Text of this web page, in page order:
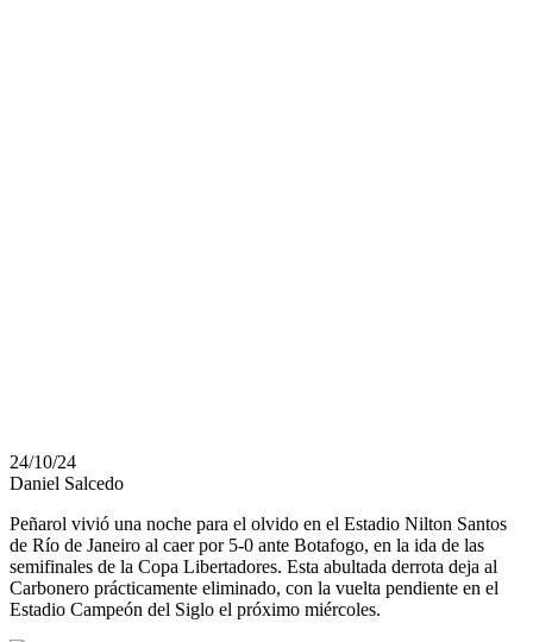
24/10/24
Daniel Salcedo
Peñarol vivió una noche para el olvido en el Estadio Nilton Santos
de Río de Janeiro al caer por 5-0 ante Botafogo, en la ida de las
semifinales de la Copa Libertadores. Esta abultada derrota deja al
Carbonero prácticamente eliminado, con la vuelta pendiente en el
Estadio Campeón del Siglo el próximo miércoles.